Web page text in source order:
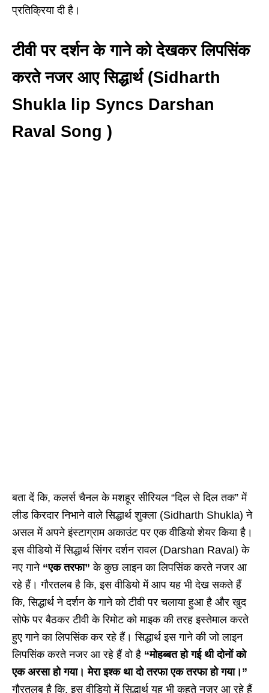
प्रतिक्रिया दी है।
टीवी पर दर्शन के गाने को देखकर लिपसिंक
करते नजर आए सिद्धार्थ (Sidharth
Shukla lip Syncs Darshan
Raval Song )
बता दें कि, कलर्स चैनल के मशहूर सीरियल “दिल से दिल तक” में
लीड किरदार निभाने वाले सिद्धार्थ शुक्ला (Sidharth Shukla) ने
असल में अपने इंस्टाग्राम अकाउंट पर एक वीडियो शेयर किया है।
इस वीडियो में सिद्धार्थ सिंगर दर्शन रावल (Darshan Raval) के
नए गाने“एक तरफा”के कुछ लाइन का लिपसिंक करते नजर आ
रहे हैं। गौरतलब है कि, इस वीडियो में आप यह भी देख सकते हैं
कि, सिद्धार्थ ने दर्शन के गाने को टीवी पर चलाया हुआ है और खुद
सोफे पर बैठकर टीवी के रिमोट को माइक की तरह इस्तेमाल करते
हुए गाने का लिपसिंक कर रहे हैं। सिद्धार्थ इस गाने की जो लाइन
लिपसिंक करते नजर आ रहे हैं वो है “मोहब्बत हो गई थी दोनों को
एक अरसा हो गया। मेरा इश्क था दो तरफा एक तरफा हो गया।”
गौरतलब है कि, इस वीडियो में सिद्धार्थ यह भी कहते नजर आ रहे हैं